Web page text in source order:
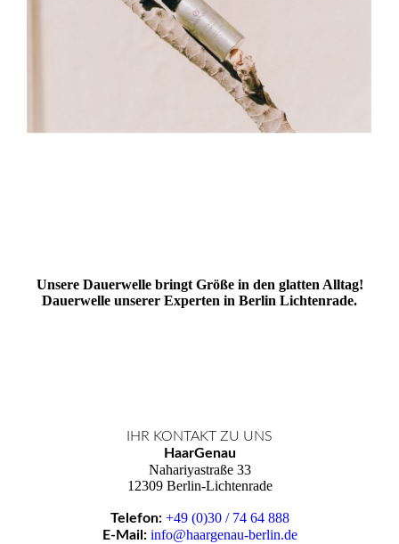
Unsere Dauerwelle bringt Größe in den glatten Alltag!
Dauerwelle unserer Experten in Berlin Lichtenrade.
IHR KONTAKT ZU UNS
HaarGenau
Nahariyastraße 33
12309 Berlin-Lichtenrade
Telefon: +49 (0)30 / 74 64 888
E-Mail: info@haargenau-berlin.de